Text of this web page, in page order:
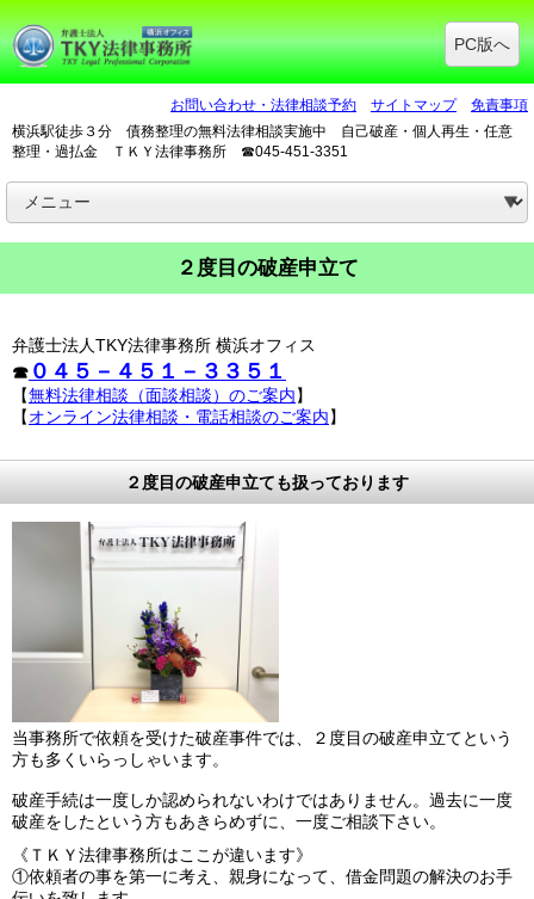
PC版へ
お問い合わせ・法律相談予約 サイトマップ
免責事項
横浜駅徒歩３分 債務整理の無料法律相談実施中 自己破産・個人再生・任意
整理・過払金 ＴＫＹ法律事務所 ☎045-451-3351
２度目の破産申立て
弁護士法人TKY法律事務所 横浜オフィス
☎ ０４５－４５１－３３５１
【無料法律相談（面談相談）のご案内】
【オンライン法律相談・電話相談のご案内】
２度目の破産申立ても扱っております
当事務所で依頼を受けた破産事件では、２度目の破産申立てという
方も多くいらっしゃいます。
破産手続は一度しか認められないわけではありません。過去に一度
破産をしたという方もあきらめずに、一度ご相談下さい。
《ＴＫＹ法律事務所はここが違います》
①依頼者の事を第一に考え、親身になって、借金問題の解決のお手